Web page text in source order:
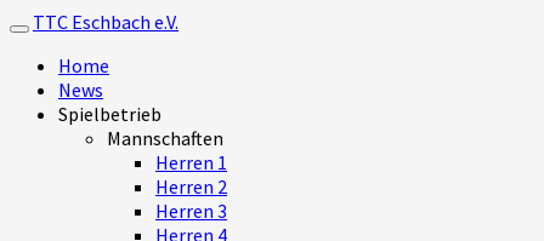
Toggle navigation
TTC Eschbach e.V.
Home
News
Spielbetrieb
Mannschaften
Herren 1
Herren 2
Herren 3
Herren 4